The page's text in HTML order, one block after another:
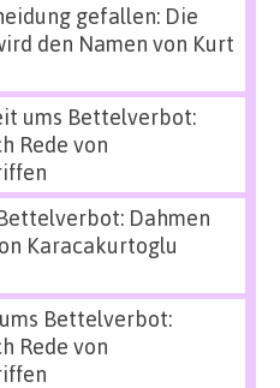
gefallen: Die
den Namen von Kurt
ums Bettelverbot:
Rede von
Dahmen
Karacakurtoglu
Bettelverbot:
Rede von